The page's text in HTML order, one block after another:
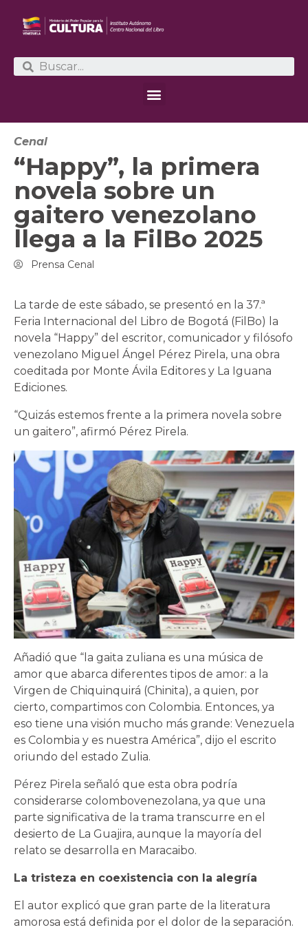
Cenal
“Happy”, la primera
novela sobre un
gaitero venezolano
llega a la FilBo 2025
Prensa Cenal
La tarde de este sábado, se presentó en la 37.ª
Feria Internacional del Libro de Bogotá (FilBo) la
novela “Happy” del escritor, comunicador y filósofo
venezolano Miguel Ángel Pérez Pirela, una obra
coeditada por Monte Ávila Editores y La Iguana
Ediciones.
“Quizás estemos frente a la primera novela sobre
un gaitero”, afirmó Pérez Pirela.
Añadió que “la gaita zuliana es una música de
amor que abarca diferentes tipos de amor: a la
Virgen de Chiquinquirá (Chinita), a quien, por
cierto, compartimos con Colombia. Entonces, ya
eso tiene una visión mucho más grande: Venezuela
es Colombia y es nuestra América”, dijo el escrito
oriundo del estado Zulia.
Pérez Pirela señaló que esta obra podría
considerarse colombovenezolana, ya que una
parte significativa de la trama transcurre en el
desierto de La Guajira, aunque la mayoría del
relato se desarrolla en Maracaibo.
La tristeza en coexistencia con la alegría
El autor explicó que gran parte de la literatura
amorosa está definida por el dolor de la separación.